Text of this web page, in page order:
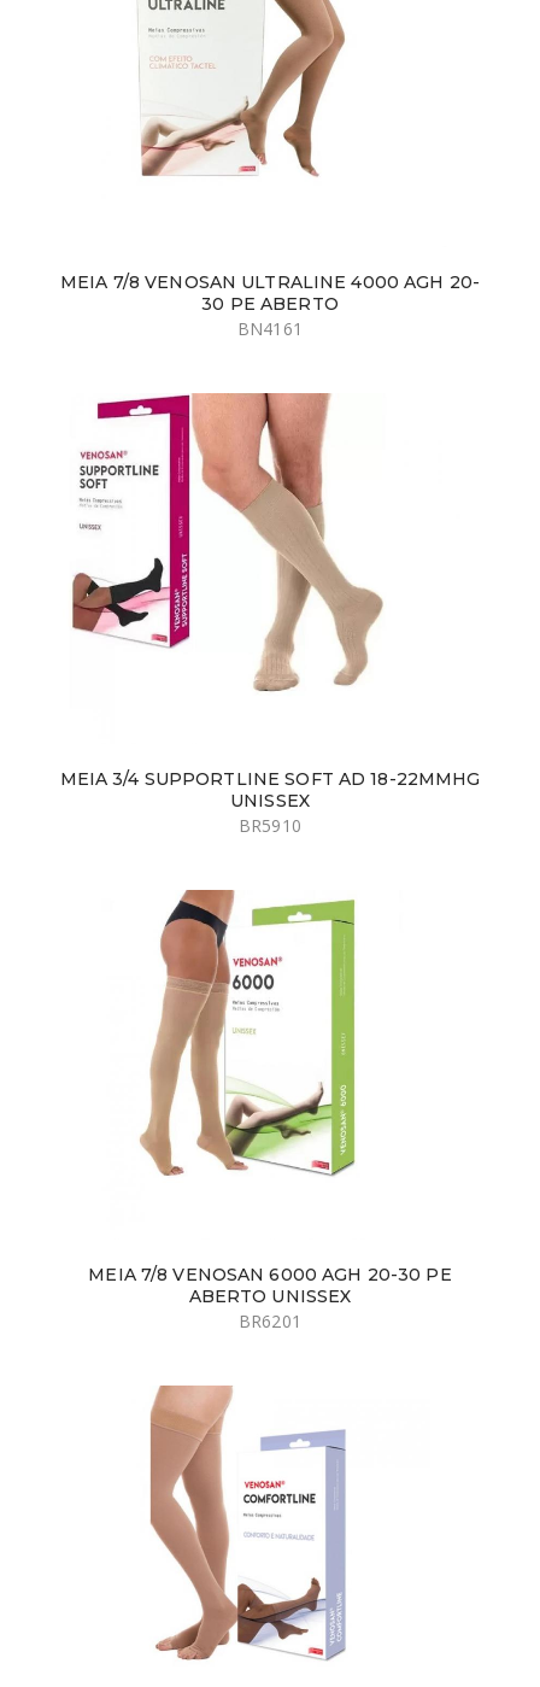
MEIA 7/8 VENOSAN ULTRALINE 4000 AGH 20-
30 PE ABERTO
BN4161
MEIA 3/4 SUPPORTLINE SOFT AD 18-22MMHG
UNISSEX
BR5910
MEIA 7/8 VENOSAN 6000 AGH 20-30 PE
ABERTO UNISSEX
BR6201